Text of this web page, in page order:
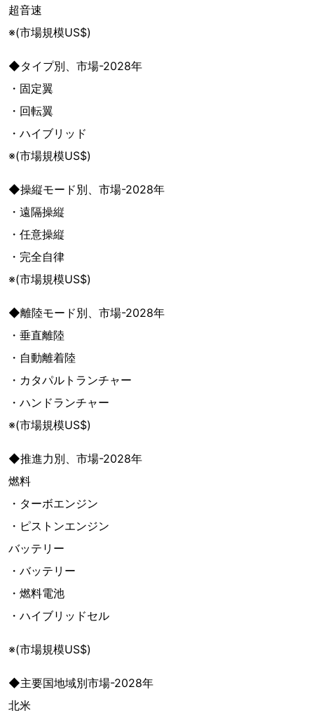
超音速
※(市場規模US$)
◆タイプ別、市場-2028年
・固定翼
・回転翼
・ハイブリッド
※(市場規模US$)
◆操縦モード別、市場-2028年
・遠隔操縦
・任意操縦
・完全自律
※(市場規模US$)
◆離陸モード別、市場-2028年
・垂直離陸
・自動離着陸
・カタパルトランチャー
・ハンドランチャー
※(市場規模US$)
◆推進力別、市場-2028年
燃料
・ターボエンジン
・ピストンエンジン
バッテリー
・バッテリー
・燃料電池
・ハイブリッドセル
※(市場規模US$)
◆主要国地域別市場-2028年
北米